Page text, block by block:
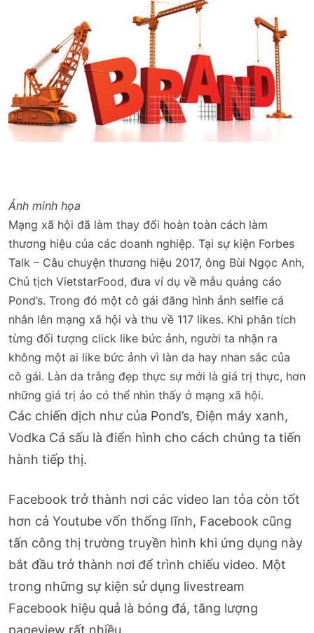
Ảnh minh họa
Mạng xã hội đã làm thay đổi hoàn toàn cách làm
thương hiệu của các doanh nghiệp. Tại sự kiện Forbes
Talk – Câu chuyện thương hiệu 2017, ông Bùi Ngọc Anh,
Chủ tịch VietstarFood, đưa ví dụ về mẫu quảng cáo
Pond’s. Trong đó một cô gái đăng hình ảnh selfie cá
nhân lên mạng xã hội và thu về 117 likes. Khi phân tích
từng đối tượng click like bức ảnh, người ta nhận ra
không một ai like bức ảnh vì làn da hay nhan sắc của
cô gái. Làn da trắng đẹp thực sự mới là giá trị thực, hơn
những giá trị ảo có thể nhìn thấy ở mạng xã hội.
Các chiến dịch như của Pond’s, Điện máy xanh,
Vodka Cá sấu là điển hình cho cách chúng ta tiến
hành tiếp thị.
Facebook trở thành nơi các video lan tỏa còn tốt
hơn cả Youtube vốn thống lĩnh, Facebook cũng
tấn công thị trường truyền hình khi ứng dụng này
bắt đầu trở thành nơi để trình chiếu video. Một
trong những sự kiện sử dụng livestream
Facebook hiệu quả là bóng đá, tăng lượng
pageview rất nhiều.